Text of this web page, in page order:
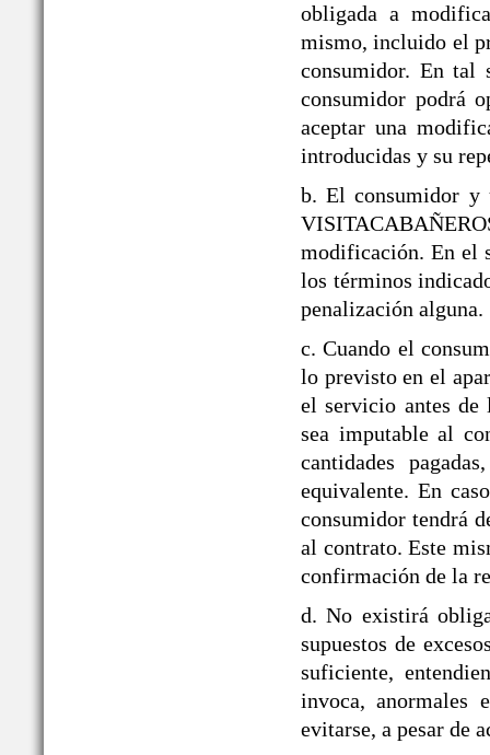
obligada a
mismo, incluido el
consumidor. En tal
consumidor podrá
aceptar una
introducidas y su
b. El consumidor y
modificación. En el
los términos
penalización alguna.
c. Cuando el
lo previsto en el
el servicio antes de
sea imputable al
cantidades
equivalente. En
consumidor tendrá
al contrato. Este
confirmación de la
d. No existirá
supuestos de
suficiente,
invoca, anormales
evitarse, a pesar de